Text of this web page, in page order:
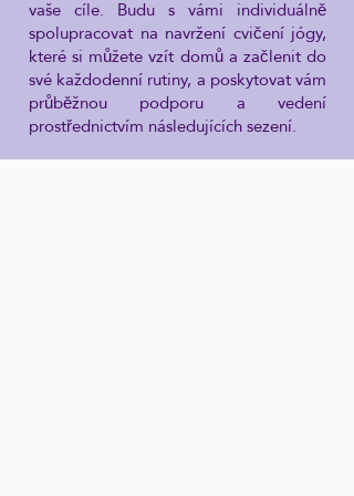
vaše cíle. Budu s vámi individuálně
spolupracovat na navržení cvičení jógy,
které si můžete vzít domů a začlenit do
své každodenní rutiny, a poskytovat vám
průběžnou podporu a vedení
prostřednictvím následujících sezení.